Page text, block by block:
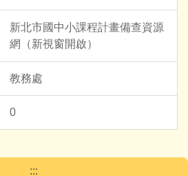
新北市國中小課程計畫備查資源
網（新視窗開啟）
教務處
0
:::